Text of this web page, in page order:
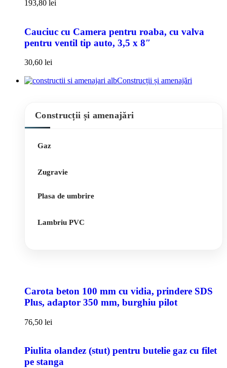
193,80 lei
Cauciuc cu Camera pentru roaba, cu valva
pentru ventil tip auto, 3,5 x 8″
30,60 lei
Construcții și amenajări
Construcții și amenajări
Gaz
Zugravie
Plasa de umbrire
Lambriu PVC
Carota beton 100 mm cu vidia, prindere SDS
Plus, adaptor 350 mm, burghiu pilot
76,50 lei
Piulita olandez (stut) pentru butelie gaz cu filet
pe stanga